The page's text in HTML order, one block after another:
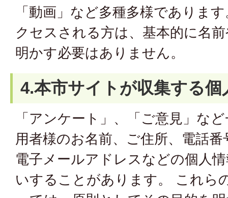
「動画」など多種多様でありま
クセスされる方は、基本的に名
明かす必要はありません。
4.本市サイトが収集する個
「アンケート」、「ご意見」な
用者様のお名前、ご住所、電話
電子メールアドレスなどの個人
いすることがあります。 これら